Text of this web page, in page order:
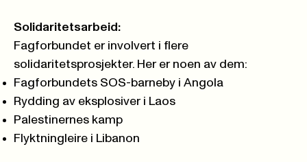
Solidaritetsarbeid:
Fagforbundet er involvert i flere
solidaritetsprosjekter. Her er noen av dem:
Fagforbundets SOS-barneby i Angola
Rydding av eksplosiver i Laos
Palestinernes kamp
Flyktningleire i Libanon